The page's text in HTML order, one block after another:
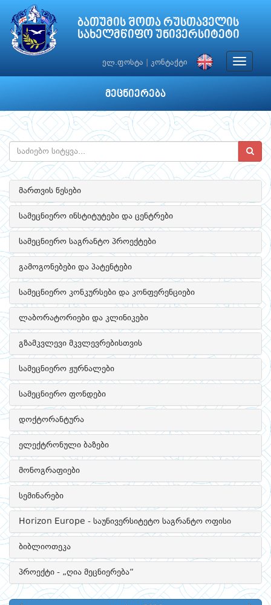
ბათუმის შოთა რუსთაველის
სახელმწიფო უნივერსიტეტი
ელ.ფოსტა კონტაქტი
Toggle
მეცნიერება
მართვის წესები
სამეცნიერო ინსტიტუტები და ცენტრები
სამეცნიერო საგრანტო პროექტები
გამოგონებები და პატენტები
სამეცნიერო კონკურსები და კონფერენციები
ლაბორატორიები და კლინიკები
გზამკვლევი მკვლევრებისთვის
სამეცნიერო ჟურნალები
სამეცნიერო ფონდები
დოქტორანტურა
ელექტრონული ბაზები
მონოგრაფიები
სემინარები
Horizon Europe - საუნივერსიტეტო საგრანტო ოფისი
ბიბლიოთეკა
პროექტი - „ღია მეცნიერება“